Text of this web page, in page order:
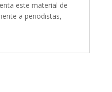
este material de
a periodistas,